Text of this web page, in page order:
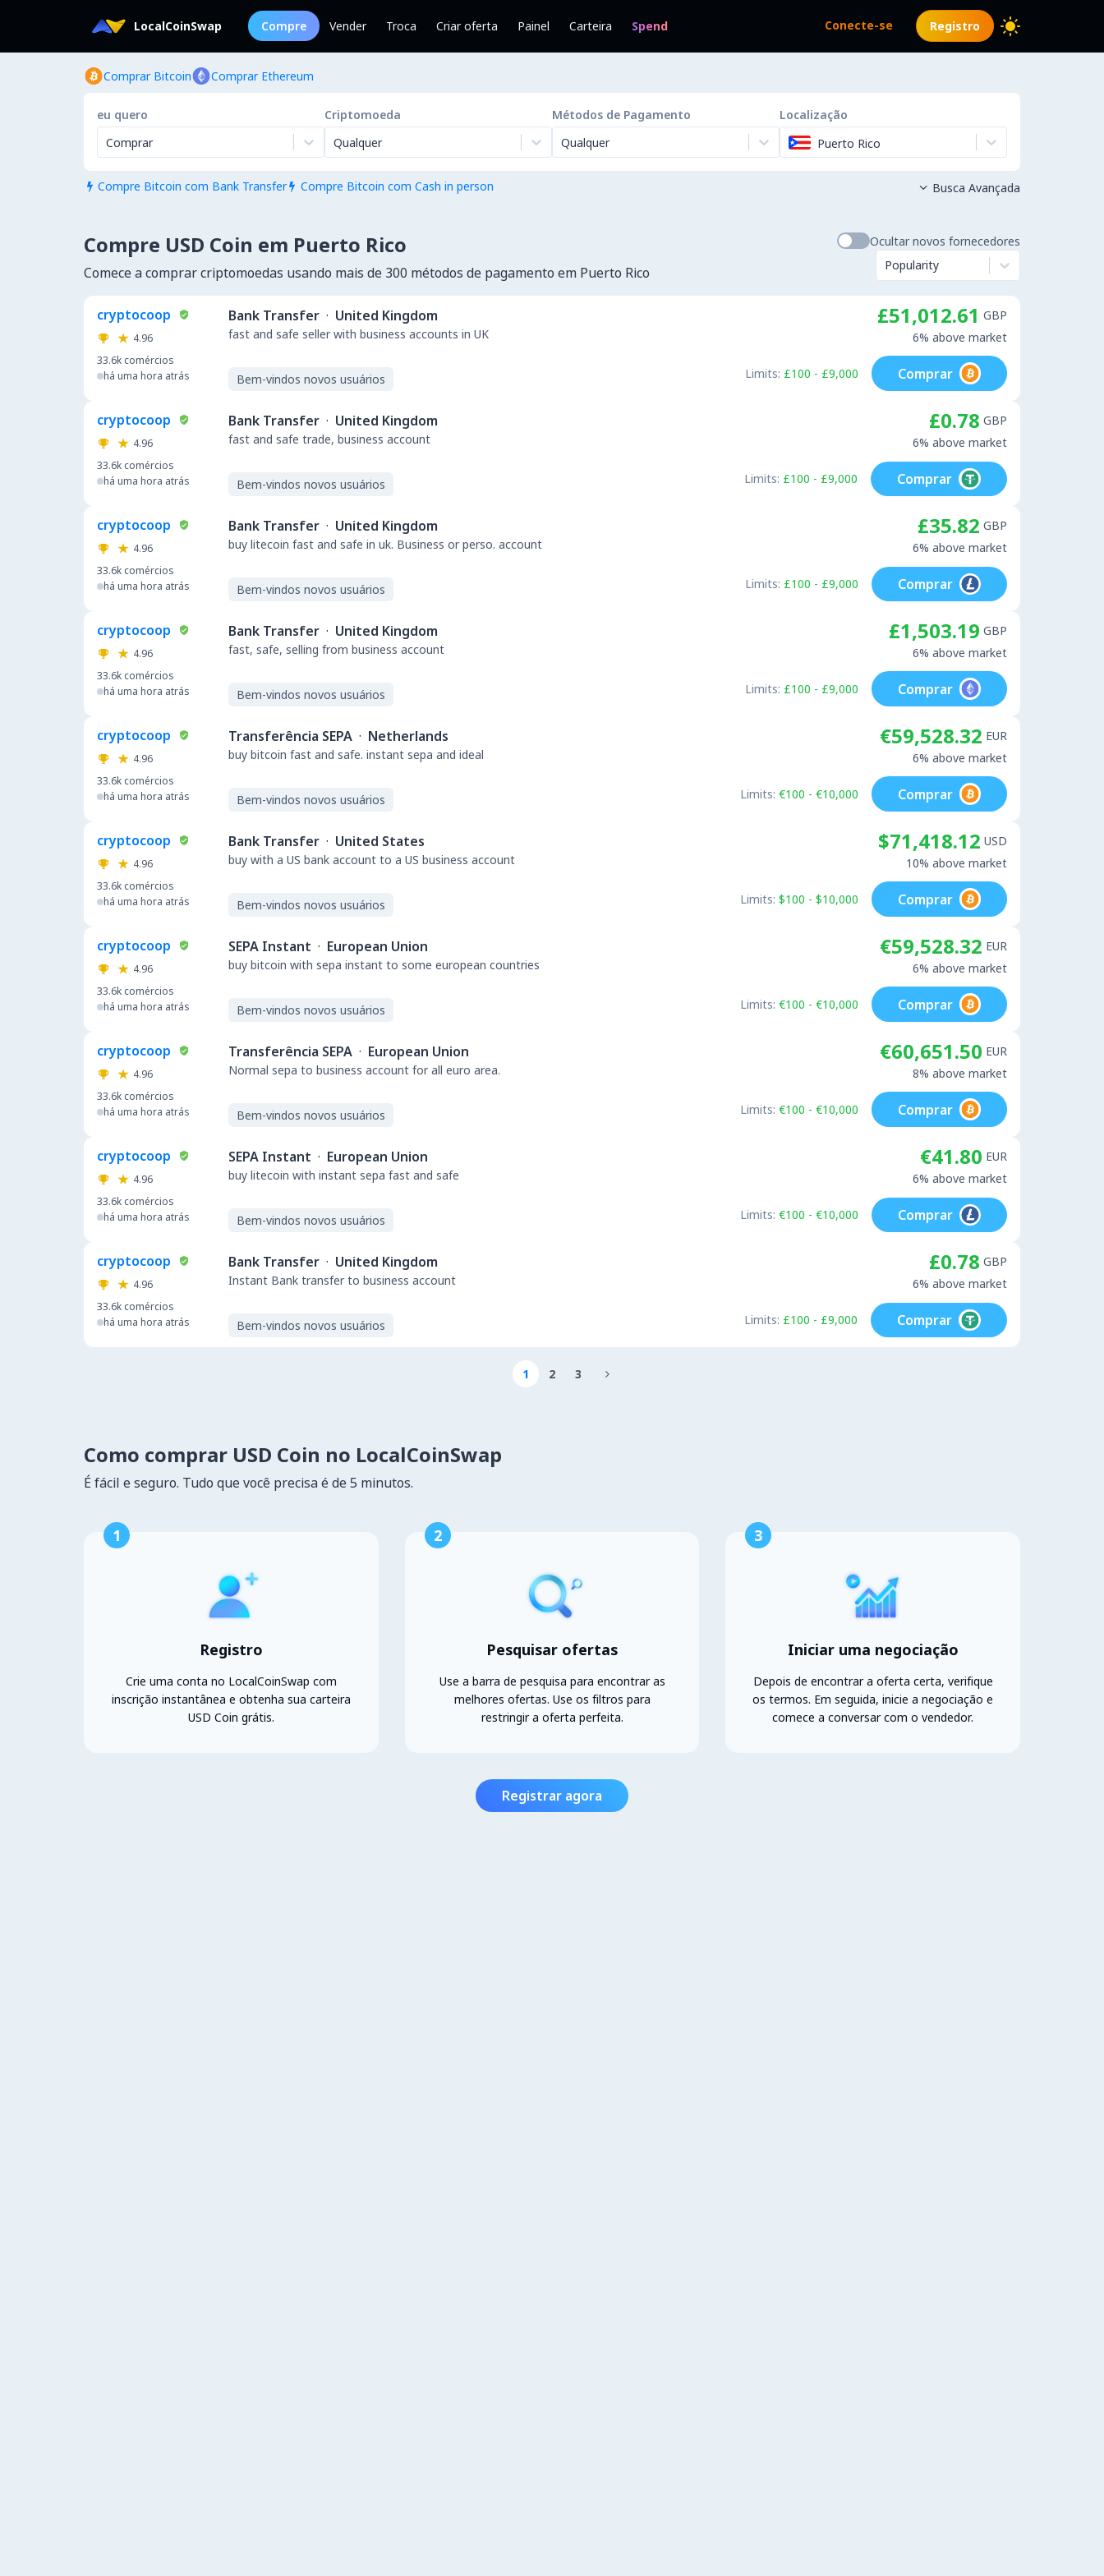
LocalCoinSwap Compre Vender Troca Criar oferta Painel Carteira Spend Conecte-se Registro
Comprar Bitcoin Comprar Ethereum
eu quero
Comprar
Criptomoeda
Qualquer
Métodos de Pagamento
Qualquer
Localização
Puerto Rico
 Compre Bitcoin com Bank Transfer  Compre Bitcoin com Cash in person  Busca Avançada
Compre USD Coin em Puerto Rico
Comece a comprar criptomoedas usando mais de 300 métodos de pagamento em Puerto Rico
Ocultar novos fornecedores
Popularity
cryptocoop
4.96
33.6k comércios
há uma hora atrás
Bank Transfer · United Kingdom
fast and safe seller with business accounts in UK
Bem-vindos novos usuários
£51,012.61 GBP
6% above market
Limits: £100 - £9,000 Comprar
cryptocoop
4.96
33.6k comércios
há uma hora atrás
Bank Transfer · United Kingdom
fast and safe trade, business account
Bem-vindos novos usuários
£0.78 GBP
6% above market
Limits: £100 - £9,000 Comprar
cryptocoop
4.96
33.6k comércios
há uma hora atrás
Bank Transfer · United Kingdom
buy litecoin fast and safe in uk. Business or perso. account
Bem-vindos novos usuários
£35.82 GBP
6% above market
Limits: £100 - £9,000 Comprar
cryptocoop
4.96
33.6k comércios
há uma hora atrás
Bank Transfer · United Kingdom
fast, safe, selling from business account
Bem-vindos novos usuários
£1,503.19 GBP
6% above market
Limits: £100 - £9,000 Comprar
cryptocoop
4.96
33.6k comércios
há uma hora atrás
Transferência SEPA · Netherlands
buy bitcoin fast and safe. instant sepa and ideal
Bem-vindos novos usuários
€59,528.32 EUR
6% above market
Limits: €100 - €10,000 Comprar
cryptocoop
4.96
33.6k comércios
há uma hora atrás
Bank Transfer · United States
buy with a US bank account to a US business account
Bem-vindos novos usuários
$71,418.12 USD
10% above market
Limits: $100 - $10,000 Comprar
cryptocoop
4.96
33.6k comércios
há uma hora atrás
SEPA Instant · European Union
buy bitcoin with sepa instant to some european countries
Bem-vindos novos usuários
€59,528.32 EUR
6% above market
Limits: €100 - €10,000 Comprar
cryptocoop
4.96
33.6k comércios
há uma hora atrás
Transferência SEPA · European Union
Normal sepa to business account for all euro area.
Bem-vindos novos usuários
€60,651.50 EUR
8% above market
Limits: €100 - €10,000 Comprar
cryptocoop
4.96
33.6k comércios
há uma hora atrás
SEPA Instant · European Union
buy litecoin with instant sepa fast and safe
Bem-vindos novos usuários
€41.80 EUR
6% above market
Limits: €100 - €10,000 Comprar
cryptocoop
4.96
33.6k comércios
há uma hora atrás
Bank Transfer · United Kingdom
Instant Bank transfer to business account
Bem-vindos novos usuários
£0.78 GBP
6% above market
Limits: £100 - £9,000 Comprar
1 2 3 
Como comprar USD Coin no LocalCoinSwap
É fácil e seguro. Tudo que você precisa é de 5 minutos.
1
Registro
Crie uma conta no LocalCoinSwap com
inscrição instantânea e obtenha sua carteira
USD Coin grátis.
2
Pesquisar ofertas
Use a barra de pesquisa para encontrar as
melhores ofertas. Use os filtros para
restringir a oferta perfeita.
3
Iniciar uma negociação
Depois de encontrar a oferta certa, verifique
os termos. Em seguida, inicie a negociação e
comece a conversar com o vendedor.
Registrar agora